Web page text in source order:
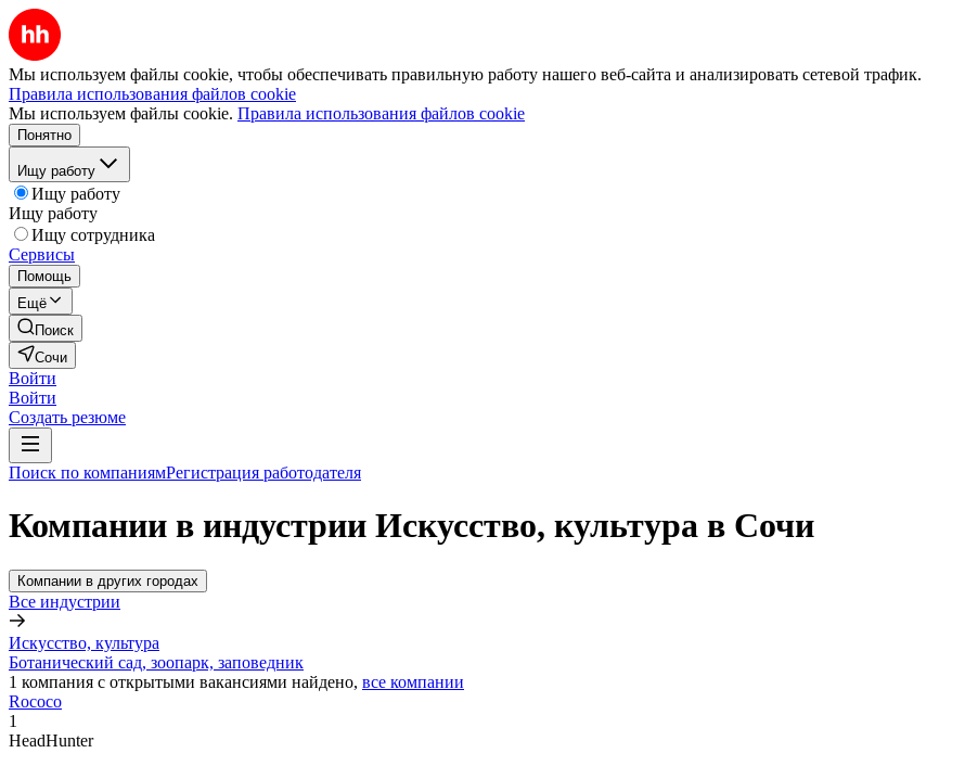
Мы используем файлы cookie, чтобы обеспечивать правильную работу нашего веб-сайта и анализировать сетевой трафик.
Правила использования файлов cookie
Мы используем файлы cookie. Правила использования файлов cookie
Понятно
Ищу работу
Ищу работу
Ищу работу
Ищу сотрудника
Сервисы
Помощь
Ещё
Поиск
Сочи
Войти
Войти
Создать резюме
Поиск по компаниямРегистрация работодателя
Компании в индустрии Искусство, культура в Сочи
Компании в других городах
Все индустрии
Искусство, культура
Ботанический сад, зоопарк, заповедник
1 компания с открытыми вакансиями найдено, все компании
Rococo
1
HeadHunter